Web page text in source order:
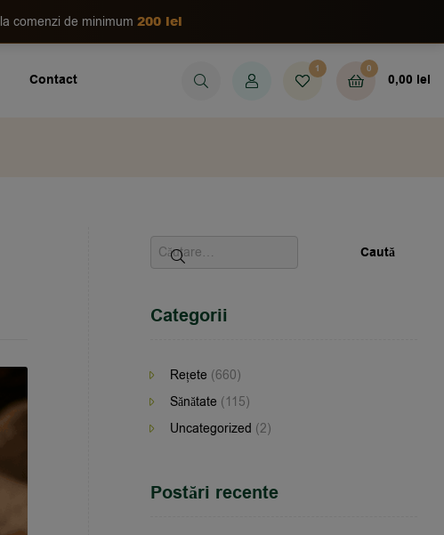
la comenzi de minimum 200 lei
Contact
1 0
0,00 lei
Categorii
Rețete (660)
Sănătate (115)
Uncategorized (2)
Postări recente